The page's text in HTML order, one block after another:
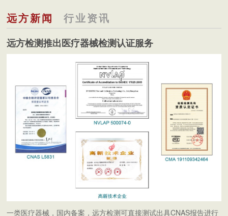
远方新闻 行业资讯
远方检测推出医疗器械检测认证服务
一类医疗器械，国内备案，远方检测可直接测试出具CNAS报告进行